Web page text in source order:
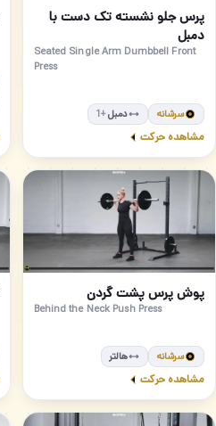
65پرس جلو نشسته تک دست با
دمبل
Seated Single Arm Dumbbell Front
Press
سرشانه دمبل +1
مشاهده حرکت
پوش پرس پشت گردن
Behind the Neck Push Press
سرشانه هالتر
مشاهده حرکت